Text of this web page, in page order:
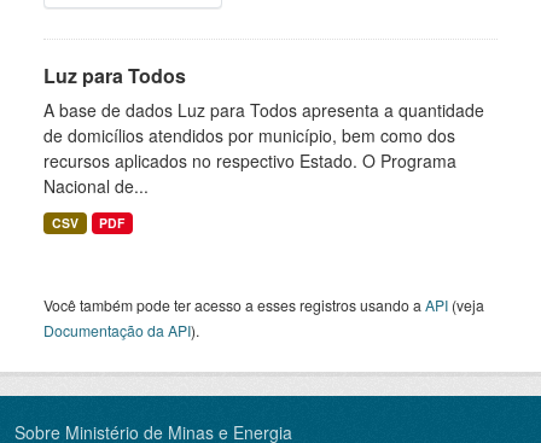
Luz para Todos
A base de dados Luz para Todos apresenta a quantidade
de domicílios atendidos por município, bem como dos
recursos aplicados no respectivo Estado. O Programa
Nacional de...
CSV PDF
Você também pode ter acesso a esses registros usando a API (veja
Documentação da API).
Sobre Ministério de Minas e Energia